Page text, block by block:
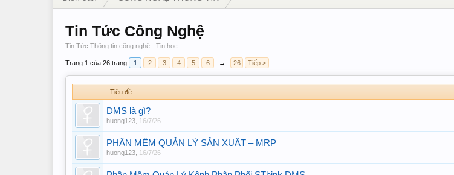
Tin Tức Công Nghệ
Tin Tức Thông tin công nghệ - Tin học
Trang 1 của 26 trang 1 2 3 4 5 6 → 26 Tiếp >
Tiêu đề
DMS là gì?
huong123 16/7/26
PHẦN MỀM QUẢN LÝ SẢN XUẤT – MRP
huong123 16/7/26